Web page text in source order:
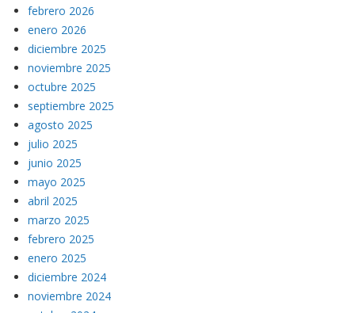
febrero 2026
enero 2026
diciembre 2025
noviembre 2025
octubre 2025
septiembre 2025
agosto 2025
julio 2025
junio 2025
mayo 2025
abril 2025
marzo 2025
febrero 2025
enero 2025
diciembre 2024
noviembre 2024